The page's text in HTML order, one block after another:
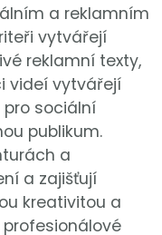
a reklamním
vytvářejí
reklamní texty,
videí vytvářejí
sociální
publikum.
a
a zajišťují
kreativitou a